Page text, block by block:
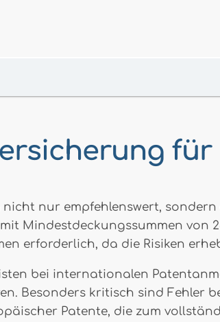
für
nur empfehlenswert,
Mindestdeckungssummen von
erforderlich, da die Risiken
bei internationalen
Besonders kritisch sind Fehler
Patente, die zum